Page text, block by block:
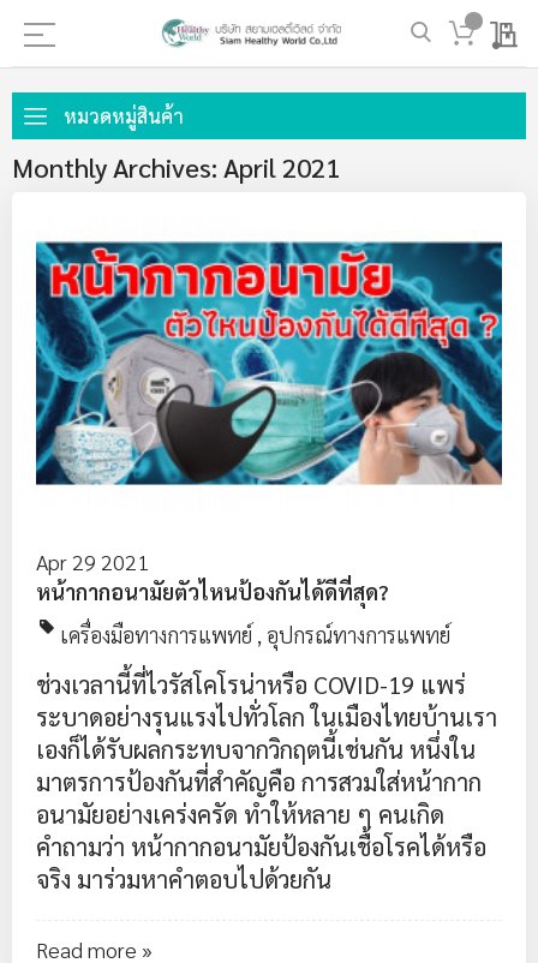
My
ไป
ที่
เนื้อหา
หมวดหมู่สินค้า
Monthly Archives: April 2021
Apr 29 2021
หน้ากากอนามัยตัวไหนป้องกันได้ดีที่สุด?
เครื่องมือทางการแพทย์ , อุปกรณ์ทางการแพทย์
ช่วงเวลานี้ที่ไวรัสโคโรน่าหรือ COVID-19 แพร่
ระบาดอย่างรุนแรงไปทั่วโลก ในเมืองไทยบ้านเรา
เองก็ได้รับผลกระทบจากวิกฤตนี้เช่นกัน หนึ่งใน
มาตรการป้องกันที่สำคัญคือ การสวมใส่หน้ากาก
อนามัยอย่างเคร่งครัด ทำให้หลาย ๆ คนเกิด
คำถามว่า หน้ากากอนามัยป้องกันเชื้อโรคได้หรือ
จริง มาร่วมหาคำตอบไปด้วยกัน
Read more »